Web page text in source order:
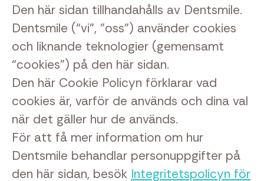
Den här sidan tillhandahålls av Dentsmile.
Dentsmile (“vi", "oss") använder cookies
och liknande teknologier (gemensamt
“cookies”) på den här sidan.
Den här Cookie Policyn förklarar vad
cookies är, varför de används och dina val
när det gäller hur de används.
För att få mer information om hur
Dentsmile behandlar personuppgifter på
den här sidan, besök Integritetspolicyn för